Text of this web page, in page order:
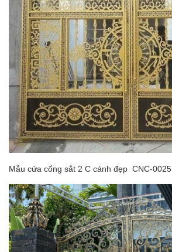
Mẫu cửa cổng sắt 2 C cánh đẹp CNC-0025